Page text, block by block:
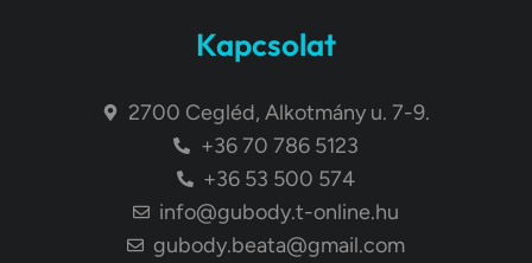
Kapcsolat
2700 Cegléd, Alkotmány u. 7-9.
+36 70 786 5123
+36 53 500 574
info@gubody.t-online.hu
gubody.beata@gmail.com